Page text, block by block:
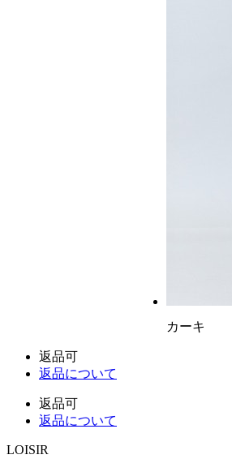
カーキ
返品可
返品について
返品可
返品について
LOISIR